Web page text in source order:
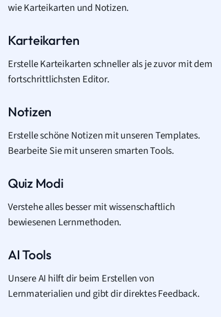
wie Karteikarten und Notizen.
Karteikarten
Erstelle Karteikarten schneller als je zuvor mit dem
fortschrittlichsten Editor.
Notizen
Erstelle schöne Notizen mit unseren Templates.
Bearbeite Sie mit unseren smarten Tools.
Quiz Modi
Verstehe alles besser mit wissenschaftlich
bewiesenen Lernmethoden.
AI Tools
Unsere AI hilft dir beim Erstellen von
Lernmaterialien und gibt dir direktes Feedback.